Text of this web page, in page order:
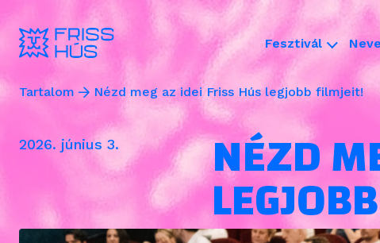
Fesztivál
Tartalom Nézd meg az idei Friss Hús legjobb filmjeit!
2026. június 3. NÉZD